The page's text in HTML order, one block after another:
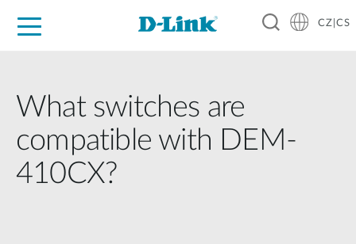
CZ|CS
What switches are
compatible with DEM-
410CX?